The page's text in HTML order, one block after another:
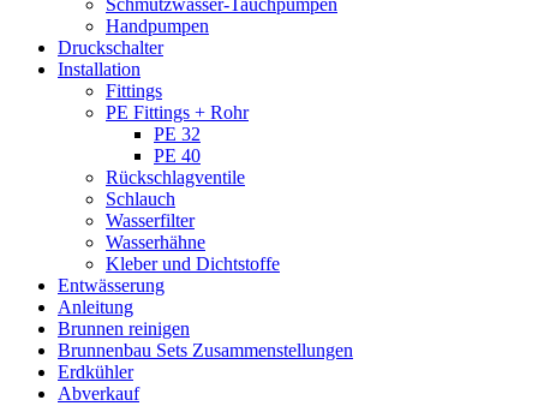
Schmutzwasser-Tauchpumpen
Handpumpen
Druckschalter
Installation
Fittings
PE Fittings + Rohr
PE 32
PE 40
Rückschlagventile
Schlauch
Wasserfilter
Wasserhähne
Kleber und Dichtstoffe
Entwässerung
Anleitung
Brunnen reinigen
Brunnenbau Sets Zusammenstellungen
Erdkühler
Abverkauf